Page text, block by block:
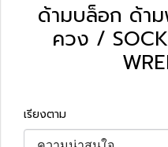
ด้ามบล็อก ด้า
ควง /
เรียงตาม